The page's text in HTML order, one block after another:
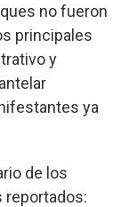
no fueron
principales
y
ya
de los
reportados: